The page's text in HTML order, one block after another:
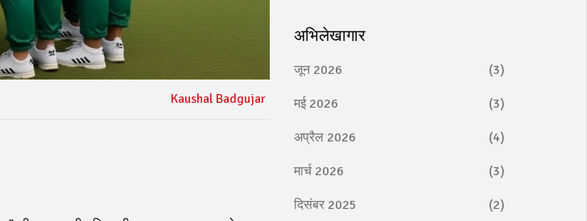
Kaushal Badgujar
अभिलेखागार
जून 2026 (3)
मई 2026 (3)
अप्रैल 2026 (4)
मार्च 2026 (3)
दिसंबर 2025 (2)